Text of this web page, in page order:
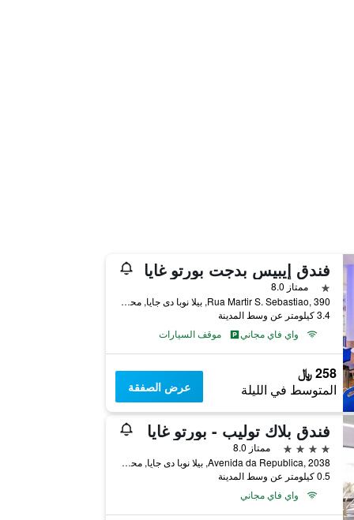
فندق إيبيس بدجت بورتو غايا
نجمة واحدة
ممتاز 8.0
Rua Martir S. Sebastiao, 390, بيلا نوبا دى جايا, محافظة بورتو, البرتغال
3.4 كيلومتر عن وسط المدينة
واي فاي مجاني
موقف السيارات
258 ﷼
المتوسط في الليلة عرض الصفقة
فندق بلاك توليب - بورتو غايا
4 نجوم
ممتاز 8.0
Avenida da Republica, 2038, بيلا نوبا دى جايا, محافظة بورتو, البرتغال
0.5 كيلومتر عن وسط المدينة
واي فاي مجاني